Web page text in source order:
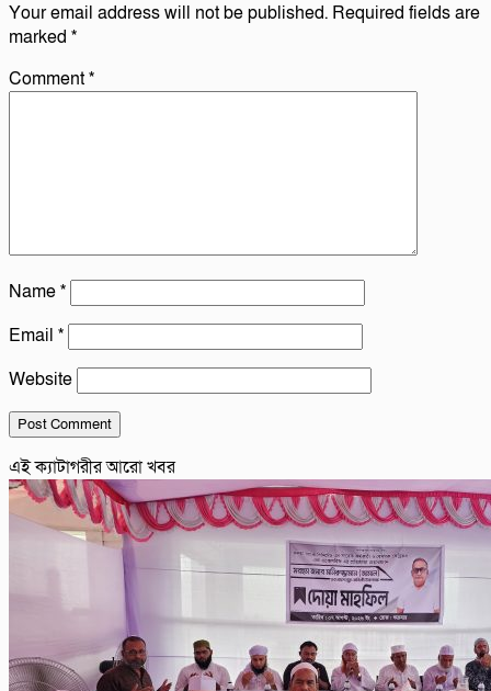
Your email address will not be published. Required fields are
marked *
Comment*
Name*
Email *
Website
এই ক্যাটাগরীর আরো খবর